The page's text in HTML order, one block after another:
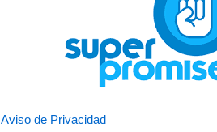
Aviso de Privacidad